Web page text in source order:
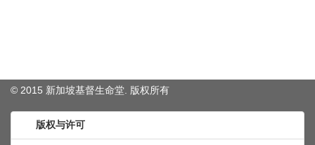
© 2015 新加坡基督生命堂. 版权所有
版权与许可